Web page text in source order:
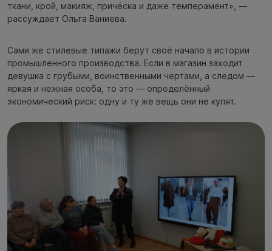
ткани, крой, макияж, причёска и даже темперамент», —
рассуждает Ольга Ваниева.
Сами же стилевые типажи берут своё начало в истории
промышленного производства. Если в магазин заходит
девушка с грубыми, воинственными чертами, а следом —
яркая и нежная особа, то это — определённый
экономический риск: одну и ту же вещь они не купят.